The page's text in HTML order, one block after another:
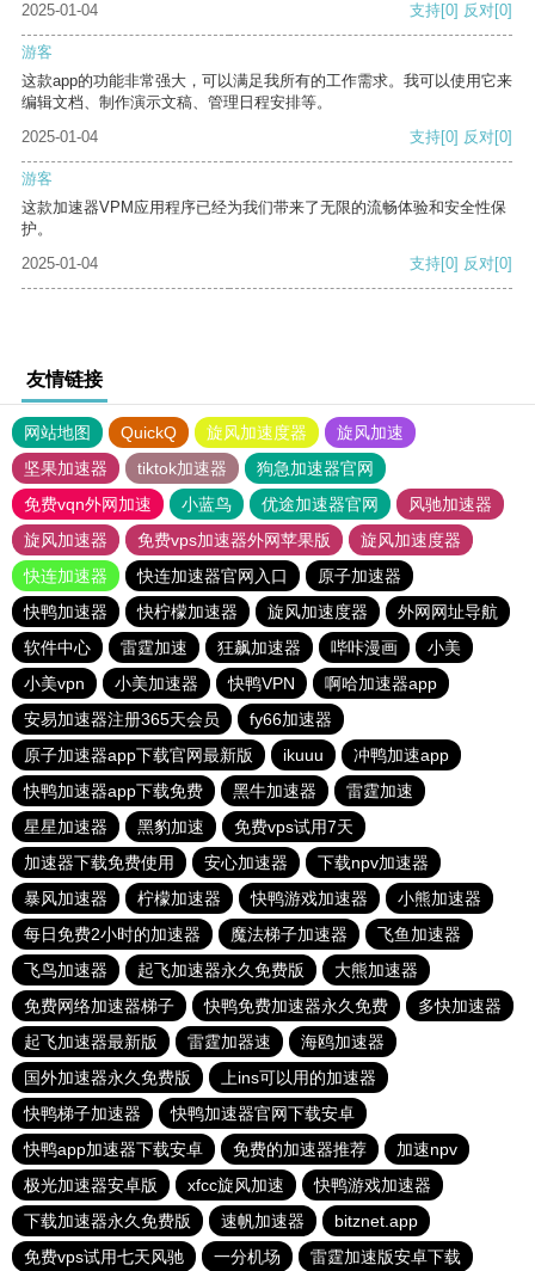
2025-01-04 支持[0] 反对[0]
游客
这款app的功能非常强大，可以满足我所有的工作需求。我可以使用它来
编辑文档、制作演示文稿、管理日程安排等。
2025-01-04
支持[0] 反对[0]
游客
这款加速器VPM应用程序已经为我们带来了无限的流畅体验和安全性保
护。
2025-01-04
支持[0] 反对[0]
友情链接
网站地图 QuickQ 旋风加速度器
旋风加速
坚果加速器
tiktok加速器
狗急加速器官网
免费vqn外网加速
小蓝鸟 优途加速器官网
风驰加速器
旋风加速器
免费vps加速器外网苹果版
旋风加速度器
快连加速器
快连加速器官网入口
原子加速器
快鸭加速器
快柠檬加速器 旋风加速度器
外网网址导航
软件中心
雷霆加速 狂飙加速器 哔咔漫画
小美
小美vpn
小美加速器 快鸭VPN
啊哈加速器app
安易加速器注册365天会员
fy66加速器
原子加速器app下载官网最新版
ikuuu
冲鸭加速app
快鸭加速器app下载免费
黑牛加速器
雷霆加速
星星加速器
黑豹加速
免费vps试用7天
加速器下载免费使用
安心加速器
下载npv加速器
暴风加速器
柠檬加速器 快鸭游戏加速器
小熊加速器
每日免费2小时的加速器
魔法梯子加速器
飞鱼加速器
飞鸟加速器
起飞加速器永久免费版
大熊加速器
免费网络加速器梯子
快鸭免费加速器永久免费
多快加速器
起飞加速器最新版
雷霆加器速
海鸥加速器
国外加速器永久免费版
上ins可以用的加速器
快鸭梯子加速器
快鸭加速器官网下载安卓
快鸭app加速器下载安卓
免费的加速器推荐
加速npv
极光加速器安卓版
xfcc旋风加速
快鸭游戏加速器
下载加速器永久免费版
速帆加速器
bitznet.app
免费vps试用七天风驰
一分机场 雷霆加速版安卓下载